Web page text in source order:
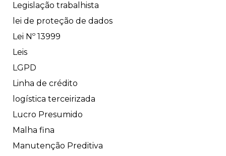
Legislação trabalhista
lei de proteção de dados
Lei Nº 13999
Leis
LGPD
Linha de crédito
logística terceirizada
Lucro Presumido
Malha fina
Manutenção Preditiva